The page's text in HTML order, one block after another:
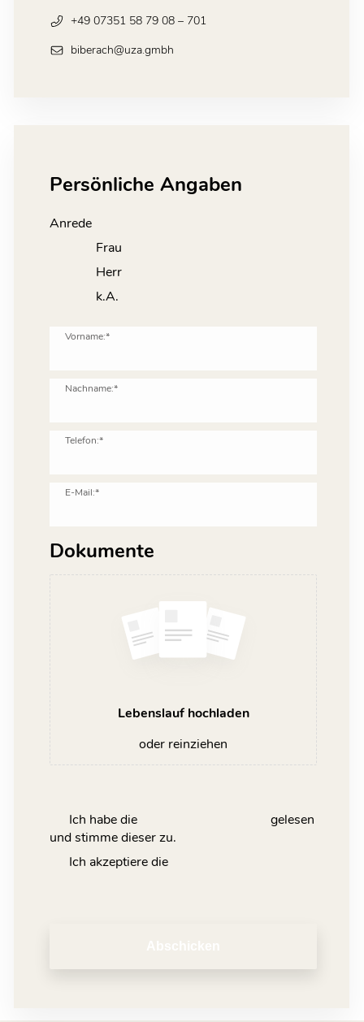
+49 07351 58 79 08 – 701
biberach@uza.gmbh
Persönliche Angaben
Anrede
Frau
Herr
k.A.
Vorname:*
Nachname:*
Telefon:*
E-Mail:*
Dokumente
Lebenslauf hochladen
oder reinziehen
Ich habe die
gelesen
und stimme dieser zu.
Ich akzeptiere die